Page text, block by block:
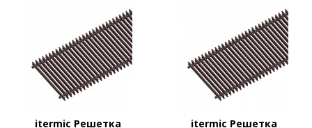
itermic Решетка
itermic Решетка